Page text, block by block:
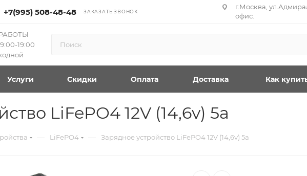
+7(995) 508-48-48 ЗАКАЗАТЬ ЗВОНОК
г.Москва,
офис.
19:00
Услуги Скидки Оплата Доставка Как
LiFePO4 12V (14,6v) 5a
— LiFePO4 — Зарядное устройство LiFePO4 12V (14,6v) 5a